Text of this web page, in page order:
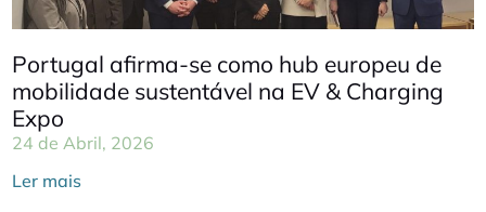
Portugal afirma-se como hub europeu de
mobilidade sustentável na EV & Charging
Expo
24 de Abril, 2026
Ler mais